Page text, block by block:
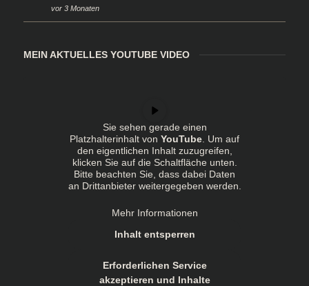
vor 3 Monaten
MEIN AKTUELLES YOUTUBE VIDEO
Sie sehen gerade einen
Platzhalterinhalt von YouTube . Um auf
den eigentlichen Inhalt zuzugreifen,
klicken Sie auf die Schaltfläche unten.
Bitte beachten Sie, dass dabei Daten
an Drittanbieter weitergegeben werden.
Mehr Informationen
Inhalt entsperren
Erforderlichen Service
akzeptieren und Inhalte